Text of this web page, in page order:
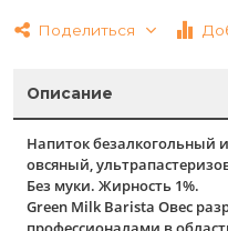
Поделиться
Описание
Напиток безалкогольный
овсяный,
Без муки. Жирность 1%.
Green Milk Barista Овес